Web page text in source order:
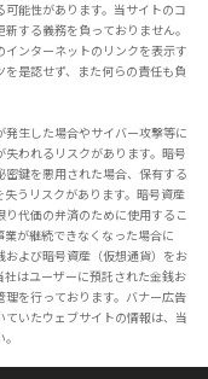
能性があります。当サイトのコ
する義務を負っておりません。
ンターネットのリンクを表示す
是認せず、また何らの責任も負
生した場合やサイバー攻撃等に
われるリスクがあります。暗号
鍵を悪用された場合、保有する
うリスクがあります。暗号資産
り代価の弁済のために使用するこ
が継続できなくなった場合に
よび暗号資産（仮想通貨）をお
はユーザーに預託された金銭お
を行っております。バナー広告
いたウェブサイトの情報は、当